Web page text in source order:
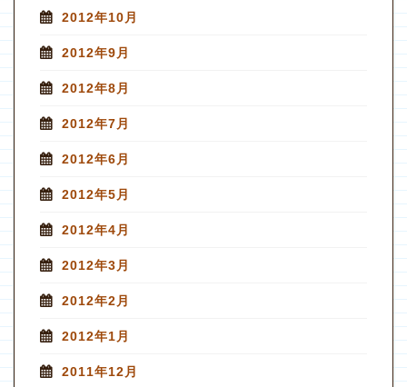
2012年10月
2012年9月
2012年8月
2012年7月
2012年6月
2012年5月
2012年4月
2012年3月
2012年2月
2012年1月
2011年12月